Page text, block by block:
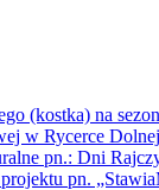
(kostka) na
w Rycerce Dolnej
pn.: Dni
pn.